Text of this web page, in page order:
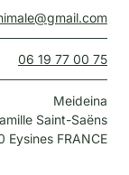
06 19 77 00 75
Meideina
Saint-Saëns
Eysines FRANCE